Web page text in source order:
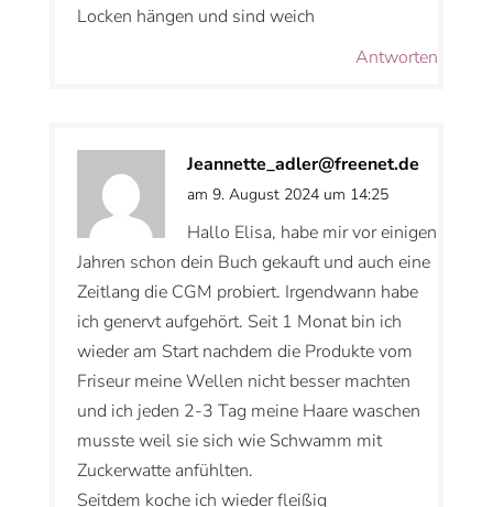
Locken hängen und sind weich
Antworten
Jeannette_adler@freenet.de
am 9. August 2024 um 14:25
Hallo Elisa, habe mir vor einigen
Jahren schon dein Buch gekauft und auch eine
Zeitlang die CGM probiert. Irgendwann habe
ich genervt aufgehört. Seit 1 Monat bin ich
wieder am Start nachdem die Produkte vom
Friseur meine Wellen nicht besser machten
und ich jeden 2-3 Tag meine Haare waschen
musste weil sie sich wie Schwamm mit
Zuckerwatte anfühlten.
Seitdem koche ich wieder fleißig